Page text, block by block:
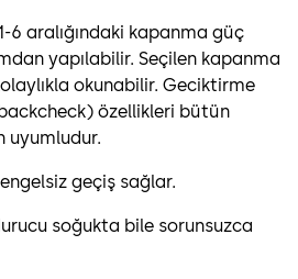
6 aralığındaki kapanma güç
yapılabilir. Seçilen kapanma
okunabilir. Geciktirme
özellikleri bütün
uyumludur.
geçiş sağlar.
soğukta bile sorunsuzca